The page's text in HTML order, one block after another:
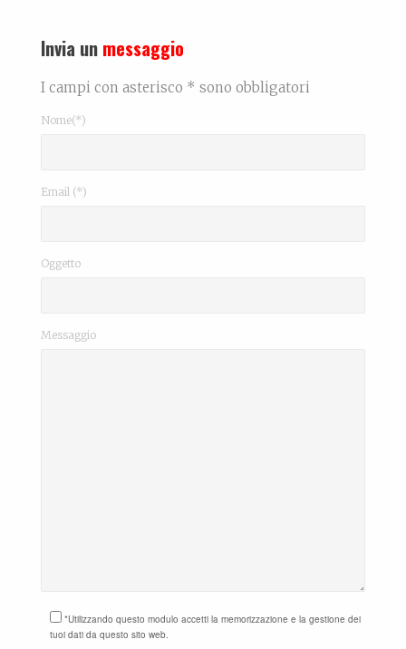
Invia un messaggio
I campi con asterisco * sono obbligatori
Nome(*)
Email (*)
Oggetto
Messaggio
*Utilizzando questo modulo accetti la memorizzazione e la gestione dei
tuoi dati da questo sito web.